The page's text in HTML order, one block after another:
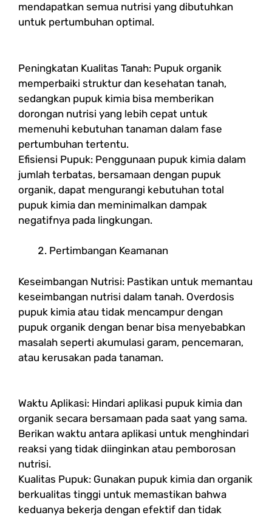
mendapatkan semua nutrisi yang dibutuhkan
untuk pertumbuhan optimal.
Peningkatan Kualitas Tanah: Pupuk organik
memperbaiki struktur dan kesehatan tanah,
sedangkan pupuk kimia bisa memberikan
dorongan nutrisi yang lebih cepat untuk
memenuhi kebutuhan tanaman dalam fase
pertumbuhan tertentu.
Efisiensi Pupuk: Penggunaan pupuk kimia dalam
jumlah terbatas, bersamaan dengan pupuk
organik, dapat mengurangi kebutuhan total
pupuk kimia dan meminimalkan dampak
negatifnya pada lingkungan.
Pertimbangan Keamanan
Keseimbangan Nutrisi: Pastikan untuk memantau
keseimbangan nutrisi dalam tanah. Overdosis
pupuk kimia atau tidak mencampur dengan
pupuk organik dengan benar bisa menyebabkan
masalah seperti akumulasi garam, pencemaran,
atau kerusakan pada tanaman.
Waktu Aplikasi: Hindari aplikasi pupuk kimia dan
organik secara bersamaan pada saat yang sama.
Berikan waktu antara aplikasi untuk menghindari
reaksi yang tidak diinginkan atau pemborosan
nutrisi.
Kualitas Pupuk: Gunakan pupuk kimia dan organik
berkualitas tinggi untuk memastikan bahwa
keduanya bekerja dengan efektif dan tidak